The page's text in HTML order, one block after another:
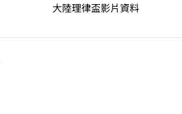
大陸理律盃影片資料